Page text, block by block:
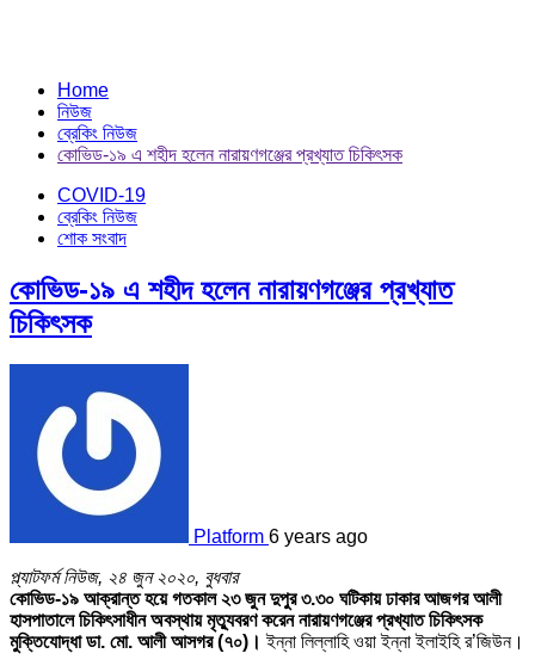
Home
নিউজ
ব্রেকিং নিউজ
কোভিড-১৯ এ শহীদ হলেন নারায়ণগঞ্জের প্রখ্যাত চিকিৎসক
COVID-19
ব্রেকিং নিউজ
শোক সংবাদ
কোভিড-১৯ এ শহীদ হলেন নারায়ণগঞ্জের প্রখ্যাত
চিকিৎসক
Platform 6 years ago
প্ল্যাটফর্ম নিউজ, ২৪ জুন ২০২০, বুধবার
কোভিড-১৯ আক্রান্ত হয়ে গতকাল ২৩ জুন দুপুর ৩.৩০ ঘটিকায় ঢাকার আজগর আলী
হাসপাতালে চিকিৎসাধীন অবস্থায় মৃত্যুবরণ করেন নারায়ণগঞ্জের প্রখ্যাত চিকিৎসক
মুক্তিযোদ্ধা ডা. মো. আলী আসগর (৭০)। ইন্না লিল্লাহি ওয়া ইন্না ইলাইহি র’জিউন।